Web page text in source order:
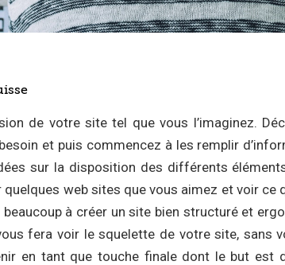
de votre site tel que vous l’imaginez.
et puis commencez à les remplir
sur la disposition des différents
web sites que vous aimez et voir ce
à créer un site bien structuré et
fera voir le squelette de votre site, sans
en tant que touche finale dont le but est